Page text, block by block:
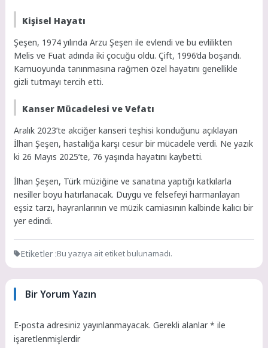
Kişisel Hayatı
Şeşen, 1974 yılında Arzu Şeşen ile evlendi ve bu evlilikten
Melis ve Fuat adında iki çocuğu oldu. Çift, 1996’da boşandı.
Kamuoyunda tanınmasına rağmen özel hayatını genellikle
gizli tutmayı tercih etti.
Kanser Mücadelesi ve Vefatı
Aralık 2023’te akciğer kanseri teşhisi konduğunu açıklayan
İlhan Şeşen, hastalığa karşı cesur bir mücadele verdi. Ne yazık
ki 26 Mayıs 2025’te, 76 yaşında hayatını kaybetti.
İlhan Şeşen, Türk müziğine ve sanatına yaptığı katkılarla
nesiller boyu hatırlanacak. Duygu ve felsefeyi harmanlayan
eşsiz tarzı, hayranlarının ve müzik camiasının kalbinde kalıcı bir
yer edindi.
Etiketler :Bu yazıya ait etiket bulunamadı.
Bir Yorum Yazın
E-posta adresiniz yayınlanmayacak. Gerekli alanlar* ile
işaretlenmişlerdir